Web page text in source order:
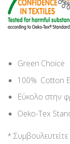
Green Choice
100% Cotton
Εύκολο στην
Oeko-Tex
*